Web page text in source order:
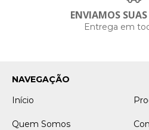
ENVIAMOS
Entrega em
NAVEGAÇÃO
Início
Quem Somos